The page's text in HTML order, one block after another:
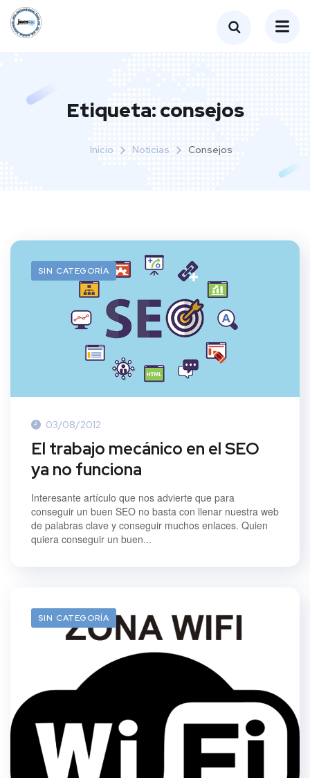
Etiqueta:consejos
Inicio Noticias Consejos
SIN CATEGORÍA
03/08/2012
El trabajo mecánico en el SEO
ya no funciona
Interesante artículo que nos advierte que para
conseguir un buen SEO no basta con llenar nuestra web
de palabras clave y conseguir muchos enlaces. Quien
quiera conseguir un buen...
SIN CATEGORÍA